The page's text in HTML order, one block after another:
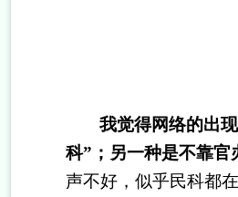
我觉得网络的出
科”；另一种是不靠官
声不好，似乎民科都